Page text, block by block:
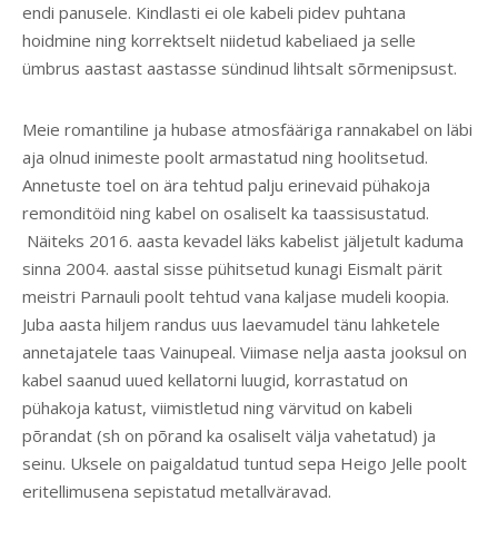
endi panusele. Kindlasti ei ole kabeli pidev puhtana
hoidmine ning korrektselt niidetud kabeliaed ja selle
ümbrus aastast aastasse sündinud lihtsalt sõrmenipsust.
Meie romantiline ja hubase atmosfääriga rannakabel on läbi
aja olnud inimeste poolt armastatud ning hoolitsetud.
Annetuste toel on ära tehtud palju erinevaid pühakoja
remonditöid ning kabel on osaliselt ka taassisustatud.
Näiteks 2016. aasta kevadel läks kabelist jäljetult kaduma
sinna 2004. aastal sisse pühitsetud kunagi Eismalt pärit
meistri Parnauli poolt tehtud vana kaljase mudeli koopia.
Juba aasta hiljem randus uus laevamudel tänu lahketele
annetajatele taas Vainupeal. Viimase nelja aasta jooksul on
kabel saanud uued kellatorni luugid, korrastatud on
pühakoja katust, viimistletud ning värvitud on kabeli
põrandat (sh on põrand ka osaliselt välja vahetatud) ja
seinu. Uksele on paigaldatud tuntud sepa Heigo Jelle poolt
eritellimusena sepistatud metallväravad.